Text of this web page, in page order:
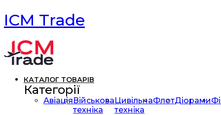
ICM Trade
КАТАЛОГ ТОВАРІВ
Категорії
АвіаціяВійськова
техніка
Цивільна
техніка
ФлотДіорами